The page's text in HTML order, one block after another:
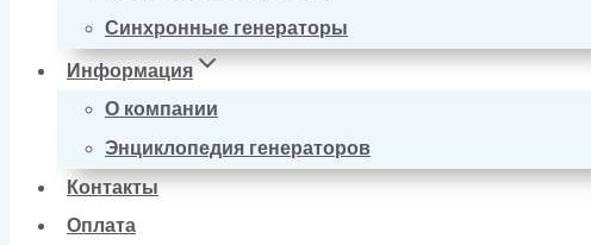
Синхронные генераторы
Информация
О компании
Энциклопедия генераторов
Контакты
Оплата